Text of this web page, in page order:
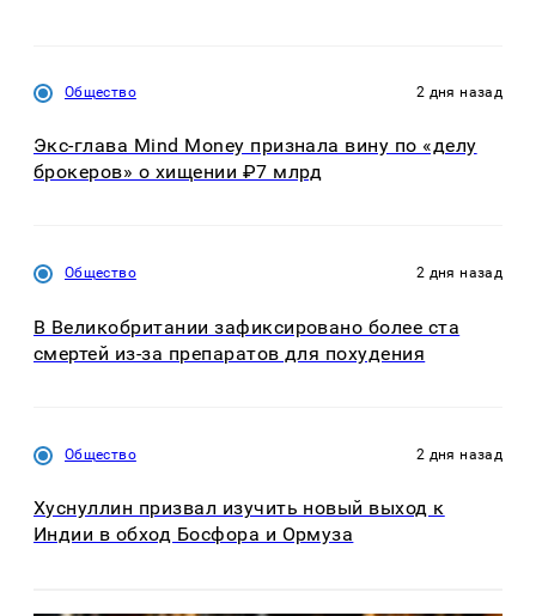
Общество 2 дня назад
Экс-глава Mind Money признала вину по «делу
брокеров» о хищении ₽7 млрд
Общество 2 дня назад
В Великобритании зафиксировано более ста
смертей из-за препаратов для похудения
Общество 2 дня назад
Хуснуллин призвал изучить новый выход к
Индии в обход Босфора и Ормуза